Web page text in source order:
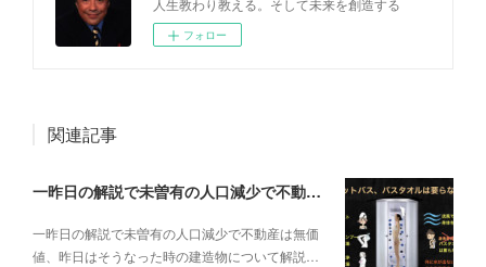
フォロー
関連記事
一昨日の解説で未曽有の人口減少で不動産は無価値、昨日はそうなった時の建造物について解説、今日からはその設備について解説をして行く。
一昨日の解説で未曽有の人口減少で不動産は無価
値、昨日はそうなった時の建造物について解説…